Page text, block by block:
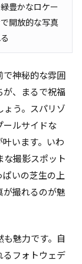
豊かなロケー
開放的な写真
で神秘的な雰囲
、まるで祝福
ょう。スパリゾ
ールサイドな
います。いわ
な撮影スポット
いの芝生の上
撮れるのが魅
魅力です。自
るフォトウェデ